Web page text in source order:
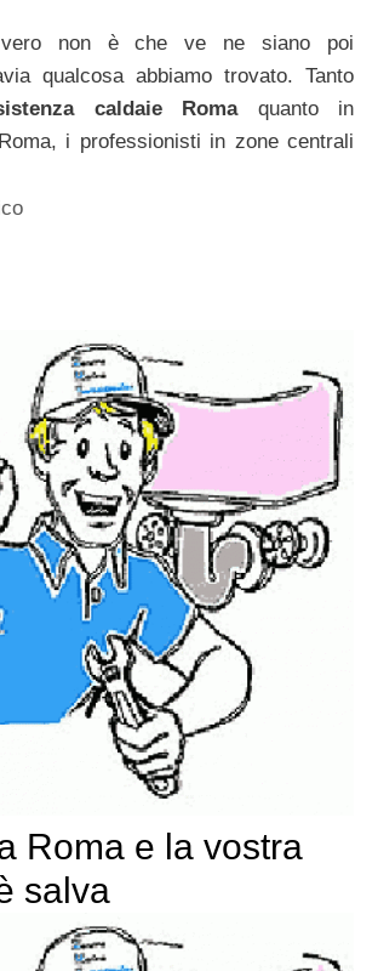
non è che ve ne siano poi
qualcosa abbiamo trovato. Tanto
caldaie Romaquanto in
i professionisti in zone centrali
Roma e la vostra
salva